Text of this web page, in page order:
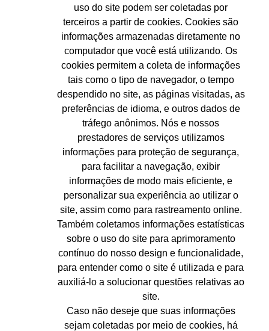
uso do site podem ser coletadas por
terceiros a partir de cookies. Cookies são
informações armazenadas diretamente no
computador que você está utilizando. Os
cookies permitem a coleta de informações
tais como o tipo de navegador, o tempo
despendido no site, as páginas visitadas, as
preferências de idioma, e outros dados de
tráfego anônimos. Nós e nossos
prestadores de serviços utilizamos
informações para proteção de segurança,
para facilitar a navegação, exibir
informações de modo mais eficiente, e
personalizar sua experiência ao utilizar o
site, assim como para rastreamento online.
Também coletamos informações estatísticas
sobre o uso do site para aprimoramento
contínuo do nosso design e funcionalidade,
para entender como o site é utilizada e para
auxiliá-lo a solucionar questões relativas ao
site.
Caso não deseje que suas informações
sejam coletadas por meio de cookies, há